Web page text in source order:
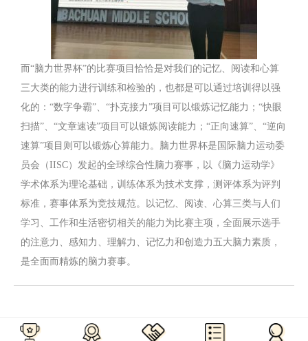
而“脑力世界杯”的比赛项目恰恰是对我们的记忆、阅读和心算
三大类的能力进行训练和检验的，也都是可以通过培训得以强
化的：“数字争霸”、“扑克接力”项目可以锻炼记忆能力；“快眼
扫描”、“文章速读”项目可以锻炼阅读能力；“正向速算”、“逆向
速算”项目则可以锻炼心算能力。脑力世界杯是国际脑力运动委
员会（IISC）发起的全球综合性脑力赛事，以《脑力运动学》
学术体系为理论基础，训练体系为技术支撑，测评体系为评判
标准，赛事体系为竞技规范。以记忆、阅读、心算三类与人们
学习、工作和生活密切相关的能力为比赛主项，全面展示选手
的注意力、感知力、理解力、记忆力和创造力五大脑力素质，
是全面而精炼的脑力赛事。